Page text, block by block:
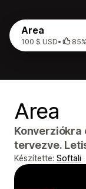
Area
100 $ USD• 85%
Area
tervezve.
Készítette: Softali